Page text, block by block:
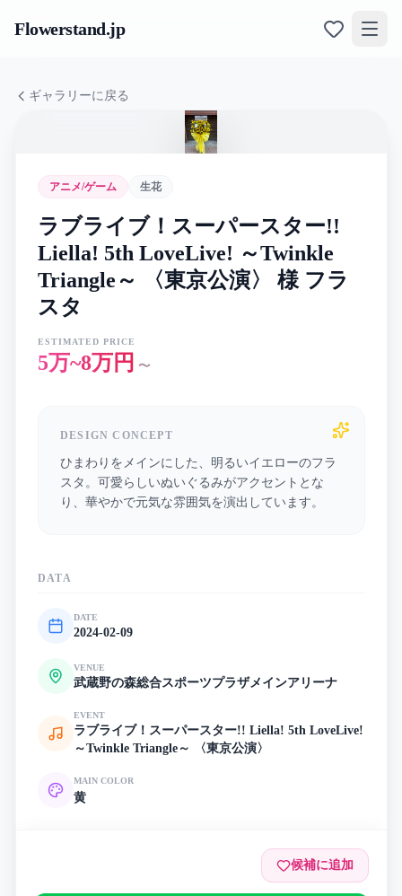
Flowerstand.jp
ギャラリーに戻る
アニメ/ゲーム 生花
ラブライブ！スーパースター!!
Liella! 5th LoveLive! ～Twinkle
Triangle～ 〈東京公演〉 様 フラ
スタ
ESTIMATED PRICE
5万~8万円 〜
DESIGN CONCEPT
ひまわりをメインにした、明るいイエローのフラ
スタ。可愛らしいぬいぐるみがアクセントとな
り、華やかで元気な雰囲気を演出しています。
DATA
DATE
2024-02-09
VENUE
武蔵野の森総合スポーツプラザメインアリーナ
EVENT
ラブライブ！スーパースター!! Liella! 5th LoveLive!
～Twinkle Triangle～ 〈東京公演〉
MAIN COLOR
黄
候補に追加